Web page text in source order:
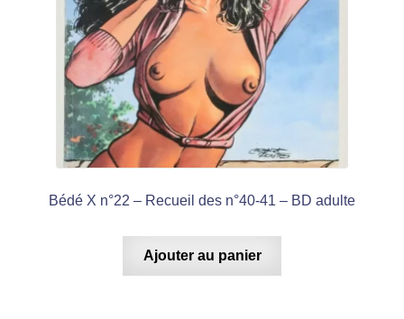
Bédé X n°22 – Recueil des n°40-41 – BD adulte
Ajouter au panier